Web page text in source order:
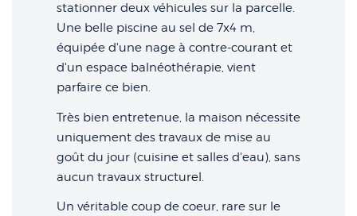
stationner deux véhicules sur la parcelle.
Une belle piscine au sel de 7x4 m,
équipée d'une nage à contre-courant et
d'un espace balnéothérapie, vient
parfaire ce bien.
Très bien entretenue, la maison nécessite
uniquement des travaux de mise au
goût du jour (cuisine et salles d'eau), sans
aucun travaux structurel.
Un véritable coup de coeur, rare sur le